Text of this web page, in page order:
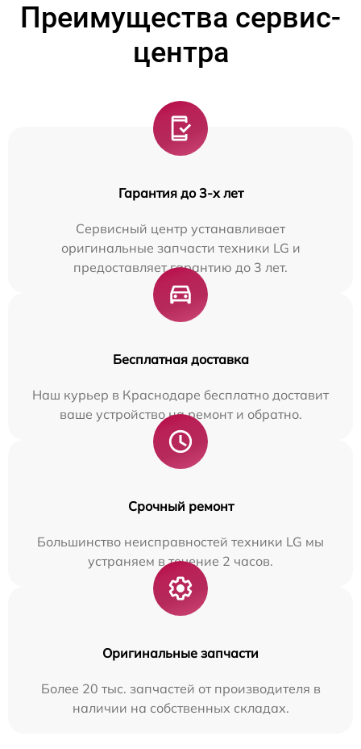
Преимущества сервис-
центра
Гарантия до 3-х лет
Сервисный центр устанавливает
оригинальные запчасти техники LG и
предоставляет гарантию до 3 лет.
Бесплатная доставка
Наш курьер в Краснодаре бесплатно доставит
ваше устройство на ремонт и обратно.
Срочный ремонт
Большинство неисправностей техники LG мы
устраняем в течение 2 часов.
Оригинальные запчасти
Более 20 тыс. запчастей от производителя в
наличии на собственных складах.